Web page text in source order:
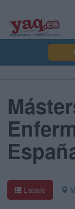
Listado